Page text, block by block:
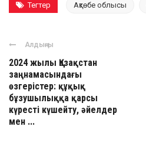
Тегтер Ақтөбе облысы
Алдыңғы
2024 жылы Қазақстан
заңнамасындағы
өзгерістер: құқық
бұзушылыққа қарсы
күресті күшейту, әйелдер
мен ...